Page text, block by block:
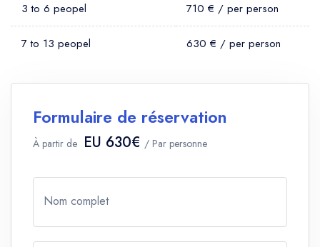
3 to 6 peopel 710 € / per person
7 to 13 peopel 630 € / per person
Formulaire de réservation
À partir de EU 630€ / Par personne
Nom complet